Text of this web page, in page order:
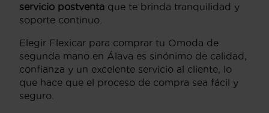
servicio postventa que te brinda tranquilidad y
soporte continuo.
Elegir Flexicar para comprar tu Omoda de
segunda mano en Álava es sinónimo de calidad,
confianza y un excelente servicio al cliente, lo
que hace que el proceso de compra sea fácil y
seguro.